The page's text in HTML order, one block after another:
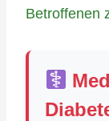
Betroffenen